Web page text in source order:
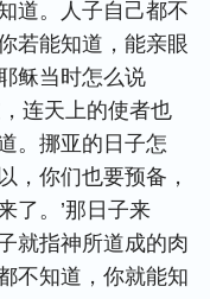
道。人子自己都不
若能知道，能亲眼
稣当时怎么说
连天上的使者也
。挪亚的日子怎
你们也要预备，
了。’那日子来
就指神所道成的肉
不知道，你就能知